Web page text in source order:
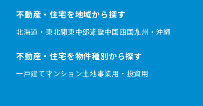
不動産・住宅を地域から探す
北海道・東北関東中部近畿中国四国九州・沖縄
不動産・住宅を物件種別から探す
一戸建てマンション土地事業用・投資用